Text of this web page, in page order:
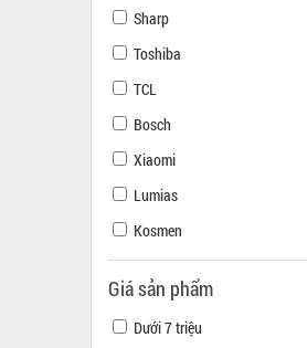
Sharp
Toshiba
TCL
Bosch
Xiaomi
Lumias
Kosmen
Giá sản phẩm
Dưới 7 triệu